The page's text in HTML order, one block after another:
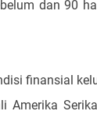
dan 90
finansial
Amerika